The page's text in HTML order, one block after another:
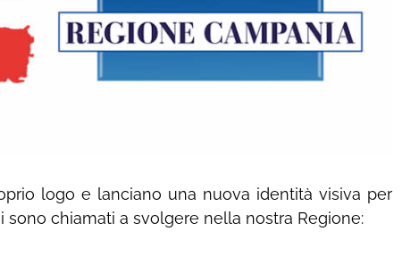
logo e lanciano una nuova identità visiva per
chiamati a svolgere nella nostra Regione: